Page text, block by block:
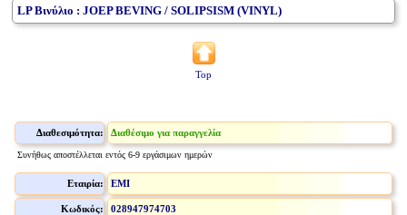
LP Βινύλιο : JOEP BEVING / SOLIPSISM (VINYL)
Top
Διαθεσιμότητα: Διαθέσιμο για παραγγελία
Συνήθως αποστέλλεται εντός 6-9 εργάσιμων ημερών
Εταιρία: EMI
Κωδικός: 028947974703